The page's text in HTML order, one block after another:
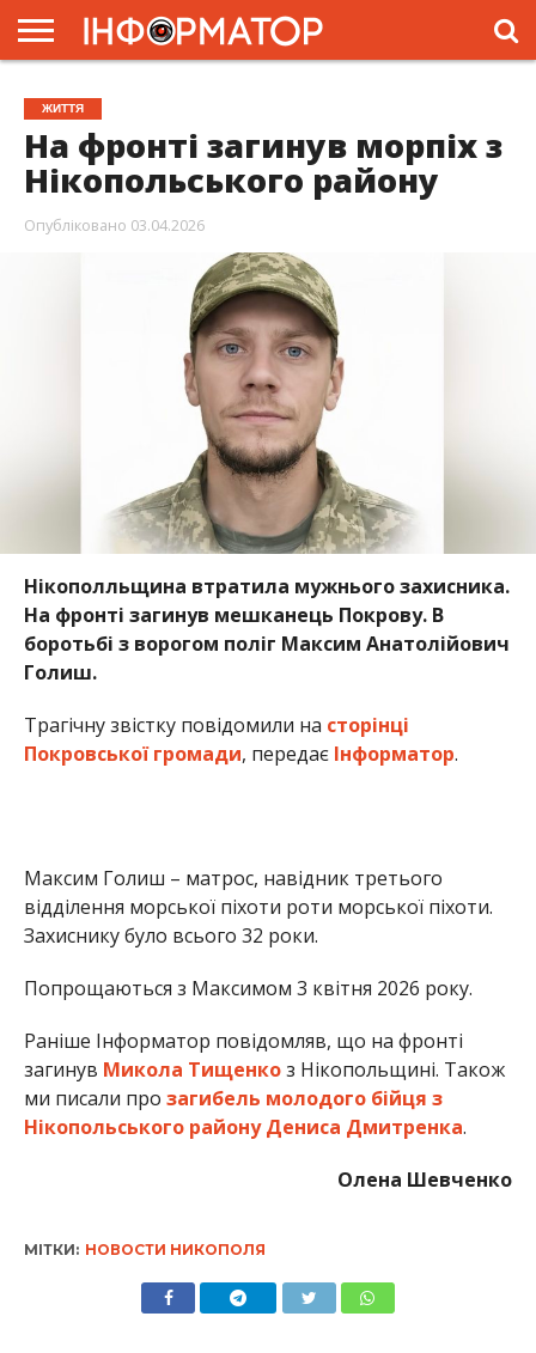
ГОЛОВНА
ЖИТТЯ
ВЛАДА
ГРОШІ
ТРЕШ
ПРЕС-
РЕЛІЗИ
РЕКЛАМА
ПРОЕКТИ
ЖИТТЯ
На фронті загинув морпіх з
Нікопольського району
Опубліковано 03.04.2026
Нікополльщина втратила мужнього захисника.
На фронті загинув мешканець Покрову. В
боротьбі з ворогом поліг Максим Анатолійович
Голиш.
Трагічну звістку повідомили на сторінці
Покровської громади, передає Інформатор.
Максим Голиш – матрос, навідник третього
відділення морської піхоти роти морської піхоти.
Захиснику було всього 32 роки.
Попрощаються з Максимом 3 квітня 2026 року.
Раніше Інформатор повідомляв, що на фронті
загинув Микола Тищенкоз Нікопольщині. Також
ми писали про загибель молодого бійця з
Нікопольського району Дениса Дмитренка.
Олена Шевченко
МІТКИ: НОВОСТИ НИКОПОЛЯ